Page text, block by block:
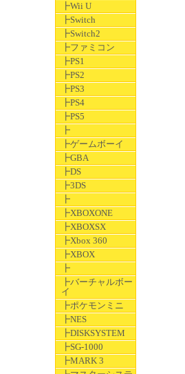
┣Wii U
┣Switch
┣Switch2
┣ファミコン
┣PS1
┣PS2
┣PS3
┣PS4
┣PS5
┣
┣ゲームボーイ
┣GBA
┣DS
┣3DS
┣
┣XBOXONE
┣XBOXSX
┣Xbox 360
┣XBOX
┣
┣バーチャルボー
イ
┣ポケモンミニ
┣NES
┣DISKSYSTEM
┣SG-1000
┣MARK 3